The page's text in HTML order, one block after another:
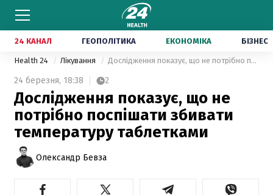
24 КАНАЛ ГЕОПОЛІТИКА ЕКОНОМІКА БІЗНЕС
Health 24 Лікування Дослідження показує, що не потрібно поспішати збивати температуру таблетками
24 березня, 18:38 2
Дослідження показує, що не
потрібно поспішати збивати
температуру таблетками
Олександр Бевза